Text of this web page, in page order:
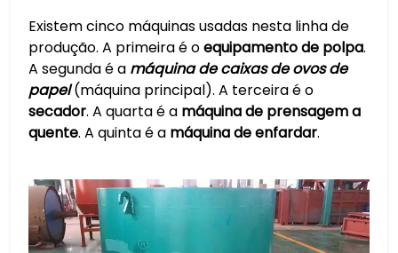
Existem cinco máquinas usadas nesta linha de
produção. A primeira é oequipamento de polpa.
A segunda é a máquina de caixas de ovos de
papel(máquina principal). A terceira é o
secador. A quarta é a máquina de prensagem a
quente. A quinta é a máquina de enfardar.